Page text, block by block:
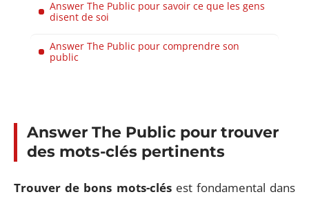
Answer The Public pour savoir ce que les gens
disent de soi
Answer The Public pour comprendre son
public
Answer The Public pour trouver
des mots-clés pertinents
Trouver de bons mots-clésest fondamental dans